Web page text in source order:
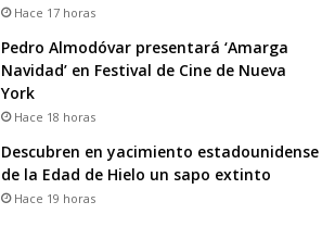
Hace 17 horas
Pedro Almodóvar presentará ‘Amarga
Navidad’ en Festival de Cine de Nueva
York
Hace 18 horas
Descubren en yacimiento estadounidense
de la Edad de Hielo un sapo extinto
Hace 19 horas